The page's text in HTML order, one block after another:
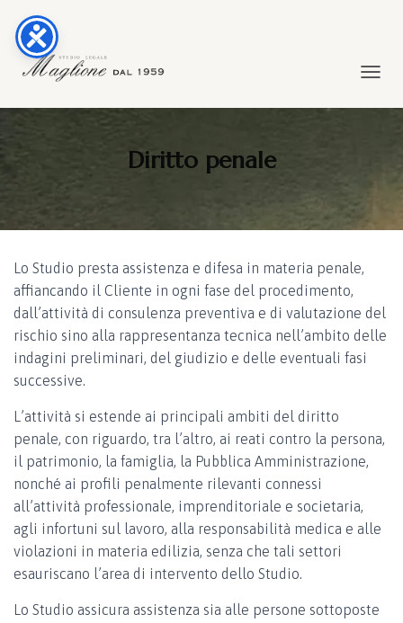
Diritto penale
Lo Studio presta assistenza e difesa in materia penale,
affiancando il Cliente in ogni fase del procedimento,
dall’attività di consulenza preventiva e di valutazione del
rischio sino alla rappresentanza tecnica nell’ambito delle
indagini preliminari, del giudizio e delle eventuali fasi
successive.
L’attività si estende ai principali ambiti del diritto
penale, con riguardo, tra l’altro, ai reati contro la persona,
il patrimonio, la famiglia, la Pubblica Amministrazione,
nonché ai profili penalmente rilevanti connessi
all’attività professionale, imprenditoriale e societaria,
agli infortuni sul lavoro, alla responsabilità medica e alle
violazioni in materia edilizia, senza che tali settori
esauriscano l’area di intervento dello Studio.
Lo Studio assicura assistenza sia alle persone sottoposte